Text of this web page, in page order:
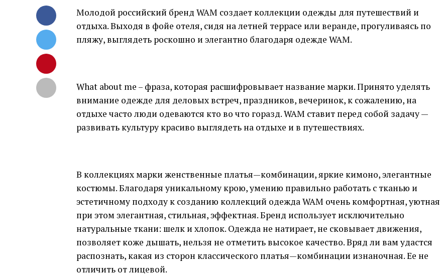
Молодой российский бренд WAM создает коллекции одежды для путешествий и
отдыха.Выходя в фойе отеля, сидя на летней террасе или веранде, прогуливаясь по
пляжу, выглядеть роскошно и элегантно благодаря одежде WAM.
What about me – фраза, которая расшифровывает название марки.Принято уделять
внимание одежде для деловых встреч, праздников, вечеринок, к сожалению, на
отдыхе часто люди одеваются кто во что горазд.WAM ставит перед собой задачу—
развивать культуру красиво выглядеть на отдыхе и в путешествиях.
В коллекциях марки женственные платья—комбинации,яркие кимоно,элегантные
костюмы.Благодаря уникальному крою,умению правильно работать с тканью и
эстетичному подходу к созданию коллекций одеждаWAM очень комфортная,уютная
при этом элегантная, стильная,эффектная.Бренд использует исключительно
натуральные ткани: шелк и хлопок. Одежда не натирает, не сковывает движения,
позволяет коже дышать, нельзя не отметить высокое качество.Вряд ли вам удастся
распознать, какая из сторон классического платья—комбинации изнаночная.Ее не
отличить от лицевой.